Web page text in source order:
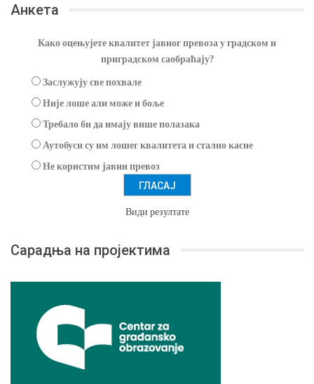
Анкета
Како оцењујете квалитет јавног превоза у градском и
приградском саобраћају?
Заслужују све похвале
Није лоше али може и боље
Требало би да имају више полазака
Аутобуси су им лошег квалитета и стално касне
Не користим јавни превоз
Види резултате
Сарадња на пројектима